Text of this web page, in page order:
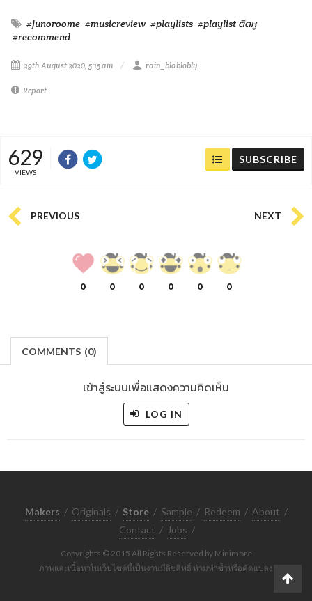
#junoroome #musicreview #playlists #playlist ติดหู
#recommend
29th August 2020, 5:15 am rain_blablobly
Report
629
VIEWS
SUBSCRIBE
PREVIOUS NEXT
0 0 0 0 0 0
COMMENTS (0)
เข้าสู่ระบบเพื่อแสดงความคิดเห็น
LOG IN
Makers / Originals / Store / Sample / Redeem / About /
Contact / Jobs /
Copyrights © 2015 All Rights Reserved by Minimore
ภาพและเนื้อหาในเว็บไซต์นี้เป็นงานมีลิขสิทธิ์ ห้ามทำซ้ำหรือดัดแปลง